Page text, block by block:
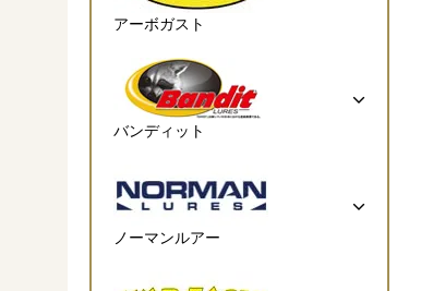
アーボガスト
バンディット
ノーマンルアー